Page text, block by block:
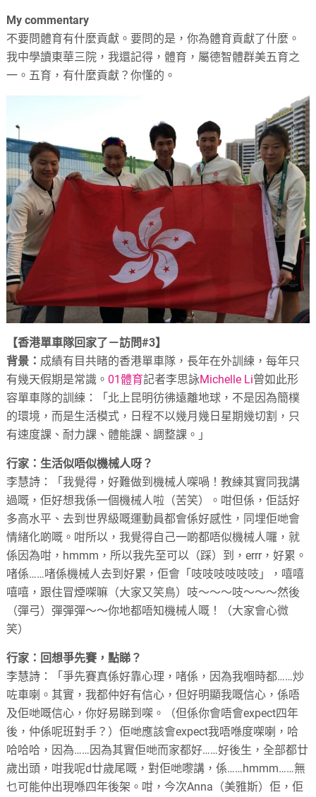
My commentary
不要問體育有什麼貢獻。要問的是，你為體育貢獻了什麼。
我中學讀東華三院，我還記得，體育，屬德智體群美五育之
一。五育，有什麼貢獻？你懂的。
【香港單車隊回家了－訪問#3】
背景： 成績有目共睹的香港單車隊，長年在外訓練，每年只
有幾天假期是常識。 01體育記者李思詠Michelle Li曾如此形
容單車隊的訓練：「北上昆明彷彿遠離地球，不是因為簡樸
的環境，而是生活模式，日程不以幾月幾日星期幾切割，只
有速度課、耐力課、體能課、調整課。」
行家：生活似唔似機械人呀？
李慧詩：「我覺得，好難做到機械人㗎喎！教練其實同我講
過嘅，佢好想我係一個機械人啦（苦笑）。咁但係，佢話好
多高水平、去到世界級嘅運動員都會係好感性，同埋佢哋會
情緖化啲嘅。咁所以，我覺得自己一啲都唔似機械人囉，就
係因為咁，hmmm，所以我先至可以（踩）到，errr，好累。
啫係……啫係機械人去到好累，佢會「吱吱吱吱吱吱」，嘻嘻
嘻嘻，跟住冒煙㗎嘛（大家又笑鳥）吱～～～吱～～～然後
（彈弓）彈彈彈～～你地都唔知機械人嘅！（大家會心微
笑）
行家：回想爭先賽，點睇？
李慧詩：「爭先賽真係好靠心理，啫係，因為我嗰時都……炒
咗車喇。其實，我都仲好有信心，但好明顯我嘅信心，係唔
及佢哋嘅信心，你好易睇到㗎。（但係你會唔會expect四年
後，仲係呢班對手？）佢哋應該會expect我唔喺度㗎喇，哈
哈哈哈，因為……因為其實佢哋而家都好……好後生，全部都廿
歲出頭，咁我呢d廿歲尾嘅，對佢哋嚟講，係……hmmm……無
乜可能仲出現喺四年後架。咁，今次Anna（美雅斯）佢，佢